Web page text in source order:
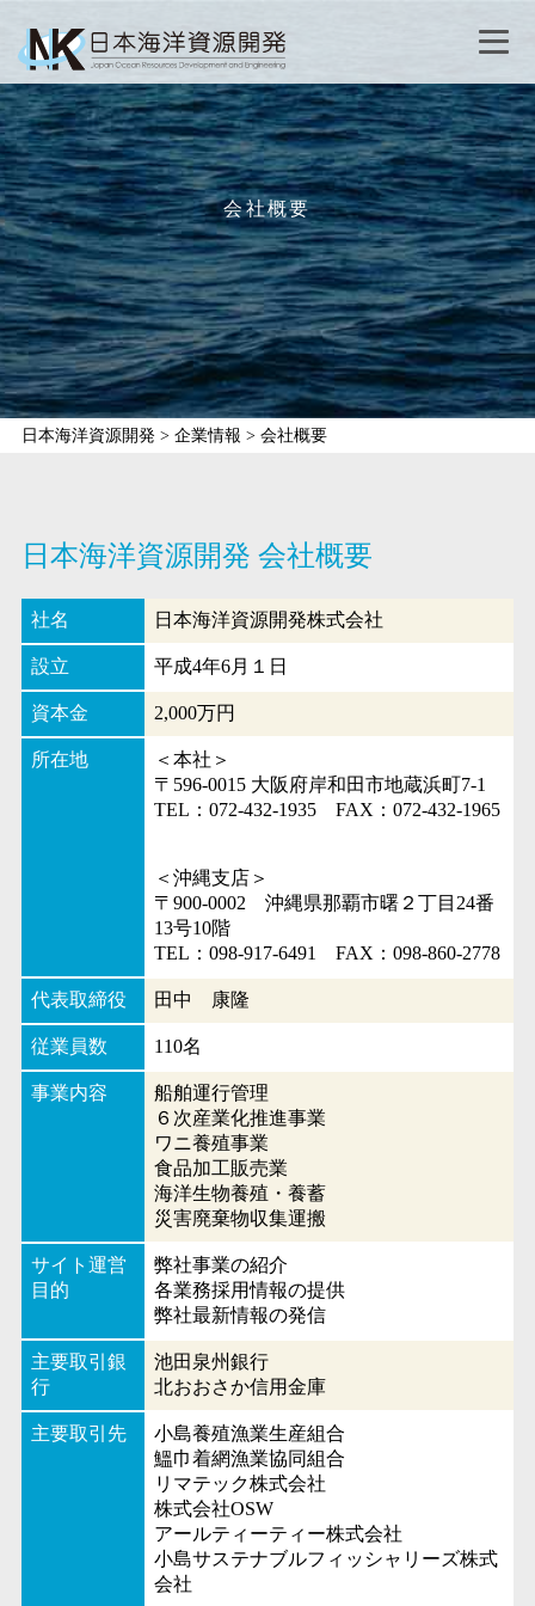
会社概要
日本海洋資源開発 > 企業情報 > 会社概要
日本海洋資源開発 会社概要
社名 日本海洋資源開発株式会社
設立 平成4年6月１日
資本金 2,000万円
所在地
＜本社＞
〒596-0015 大阪府岸和田市地蔵浜町7-1
TEL：072-432-1935 FAX：072-432-1965
＜沖縄支店＞
〒900-0002 沖縄県那覇市曙２丁目24番
13号10階
TEL：098-917-6491 FAX：098-860-2778
代表取締役 田中 康隆
従業員数 110名
事業内容
船舶運行管理
６次産業化推進事業
ワニ養殖事業
食品加工販売業
海洋生物養殖・養蓄
災害廃棄物収集運搬
サイト運営
目的
弊社事業の紹介
各業務採用情報の提供
弊社最新情報の発信
主要取引銀
行
池田泉州銀行
北おおさか信用金庫
主要取引先
小島養殖漁業生産組合
鰮巾着網漁業協同組合
リマテック株式会社
株式会社OSW
アールティーティー株式会社
小島サステナブルフィッシャリーズ株式
会社